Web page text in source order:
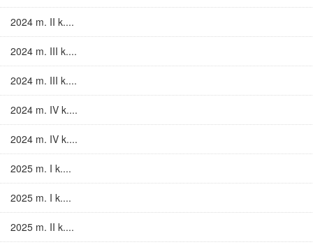
2024 m. II k....
2024 m. III k....
2024 m. III k....
2024 m. IV k....
2024 m. IV k....
2025 m. I k....
2025 m. I k....
2025 m. II k....